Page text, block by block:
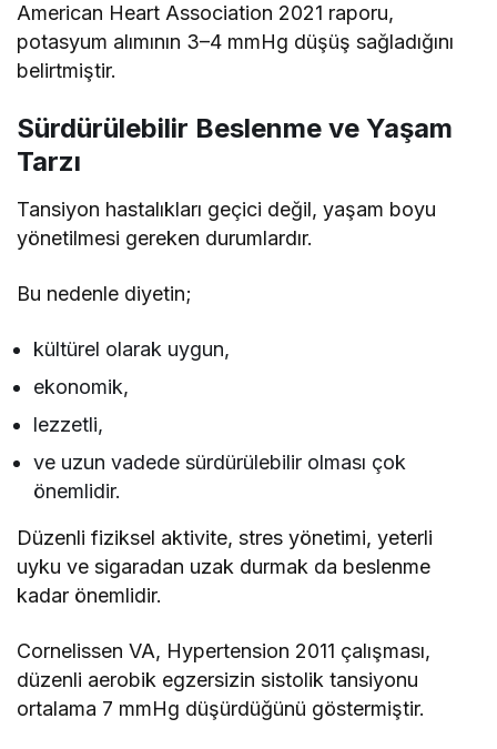
American Heart Association 2021 raporu,
potasyum alımının 3–4 mmHg düşüş sağladığını
belirtmiştir.
Sürdürülebilir Beslenme ve Yaşam
Tarzı
Tansiyon hastalıkları geçici değil, yaşam boyu
yönetilmesi gereken durumlardır.
Bu nedenle diyetin;
kültürel olarak uygun,
ekonomik,
lezzetli,
ve uzun vadede sürdürülebilir olması çok
önemlidir.
Düzenli fiziksel aktivite, stres yönetimi, yeterli
uyku ve sigaradan uzak durmak da beslenme
kadar önemlidir.
Cornelissen VA, Hypertension 2011 çalışması,
düzenli aerobik egzersizin sistolik tansiyonu
ortalama 7 mmHg düşürdüğünü göstermiştir.